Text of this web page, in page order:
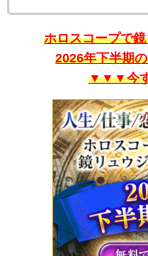
ホロスコープで
2026年下半期
▼▼▼今